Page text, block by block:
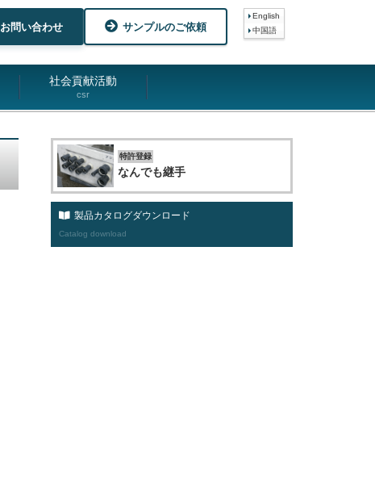
お問い合わせ サンプルのご依頼
English
中国語
社会貢献活動
csr
特許登録
なんでも継手
製品カタログダウンロード
Catalog download